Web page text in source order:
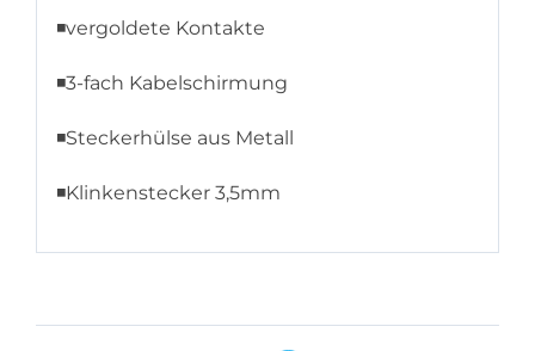
◾vergoldete Kontakte
◾3-fach Kabelschirmung
◾Steckerhülse aus Metall
◾Klinkenstecker 3,5mm